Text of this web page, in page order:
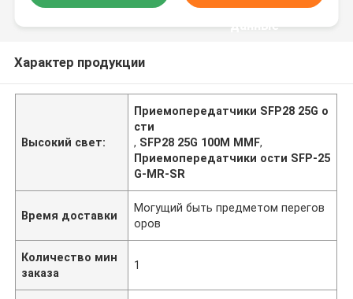
данные
Характер продукции
Высокий свет:
Приемопередатчики SFP28 25G о
сти
, SFP28 25G 100M MMF,
Приемопередатчики ости SFP-25
G-MR-SR
Время доставки
Могущий быть предметом перегов
оров
Количество мин
заказа
1